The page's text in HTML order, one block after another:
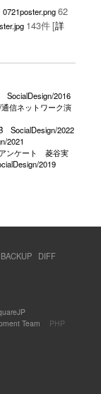
0721poster.png62
143件[詳
SocialDesign/2016
信ネットワーク演
SocialDesign/2022
2021
ンケート
菱谷実
2019
BACKUP
DIFF
Team PHP